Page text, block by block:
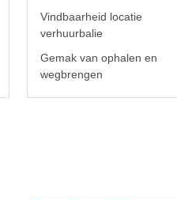
Vindbaarheid locatie
verhuurbalie
Gemak van ophalen en
wegbrengen